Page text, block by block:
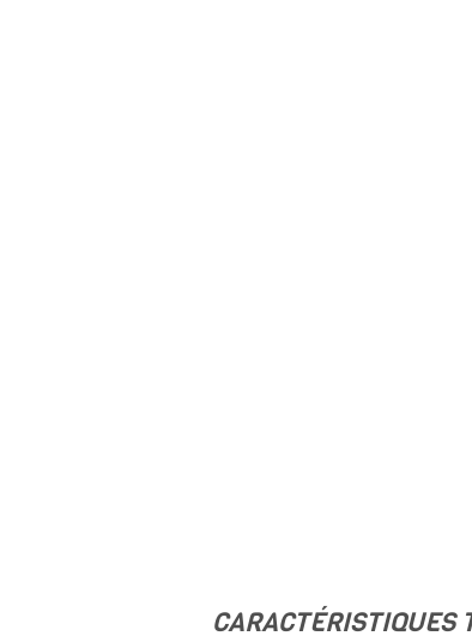
CARACTÉRISTIQUES